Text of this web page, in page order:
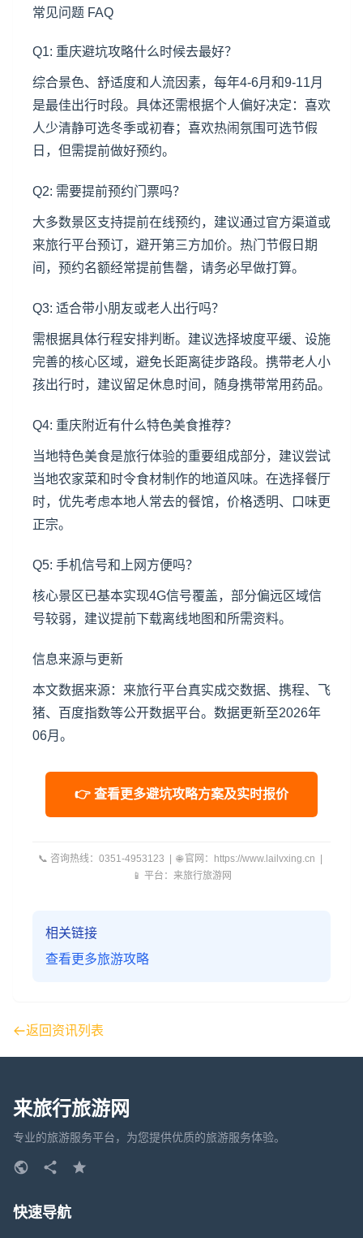
常见问题 FAQ
Q1: 重庆避坑攻略什么时候去最好？
综合景色、舒适度和人流因素，每年4-6月和9-11月
是最佳出行时段。具体还需根据个人偏好决定：喜欢
人少清静可选冬季或初春；喜欢热闹氛围可选节假
日，但需提前做好预约。
Q2: 需要提前预约门票吗？
大多数景区支持提前在线预约，建议通过官方渠道或
来旅行平台预订，避开第三方加价。热门节假日期
间，预约名额经常提前售罄，请务必早做打算。
Q3: 适合带小朋友或老人出行吗？
需根据具体行程安排判断。建议选择坡度平缓、设施
完善的核心区域，避免长距离徒步路段。携带老人小
孩出行时，建议留足休息时间，随身携带常用药品。
Q4: 重庆附近有什么特色美食推荐？
当地特色美食是旅行体验的重要组成部分，建议尝试
当地农家菜和时令食材制作的地道风味。在选择餐厅
时，优先考虑本地人常去的餐馆，价格透明、口味更
正宗。
Q5: 手机信号和上网方便吗？
核心景区已基本实现4G信号覆盖，部分偏远区域信
号较弱，建议提前下载离线地图和所需资料。
信息来源与更新
本文数据来源：来旅行平台真实成交数据、携程、飞
猪、百度指数等公开数据平台。数据更新至2026年
06月。
👉 查看更多避坑攻略方案及实时报价
📞 咨询热线：0351-4953123 | 🌐 官网：https://www.lailvxing.cn |
📱 平台：来旅行旅游网
相关链接
查看更多旅游攻略
返回资讯列表
来旅行旅游网
专业的旅游服务平台，为您提供优质的旅游服务体验。
快速导航